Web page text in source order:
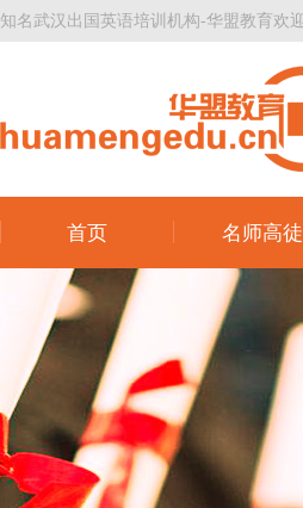
知名武汉出国英语培训机构-华盟教育欢
首页 名师高徒